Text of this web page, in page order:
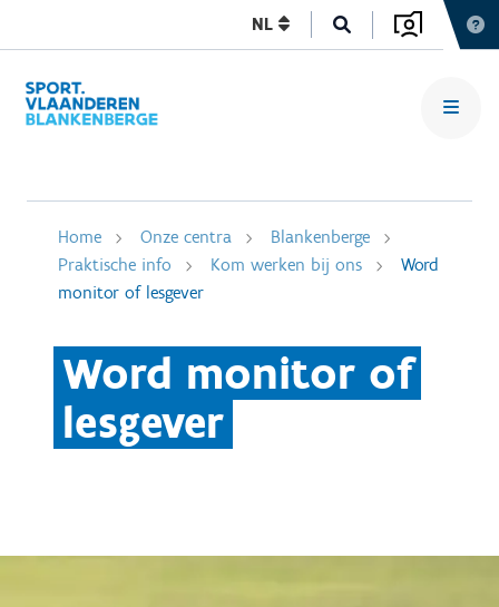
NL
Home Onze centra
Blankenberge
Praktische info
Kom werken bij ons
Word
monitor of lesgever
Word monitor of
lesgever